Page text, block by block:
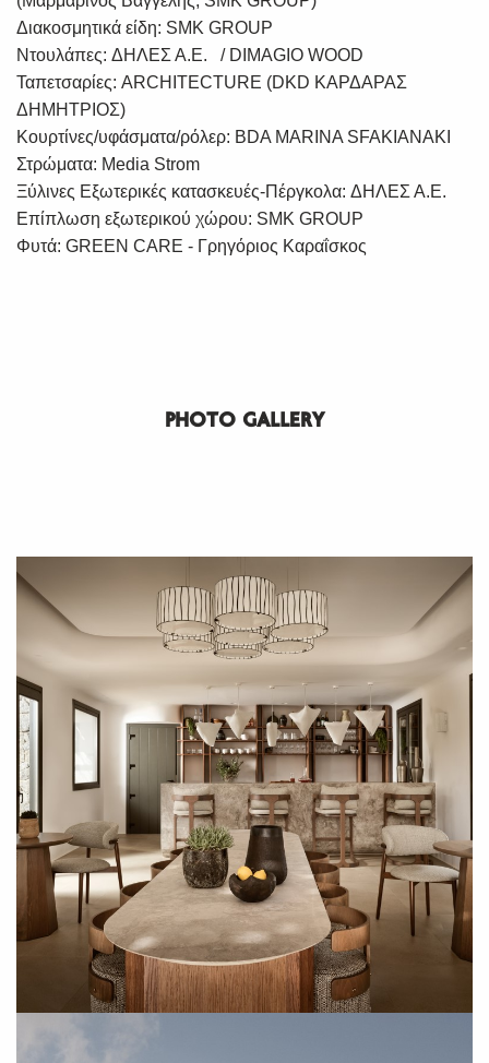
Διακοσμητικά είδη: SMK GROUP
Ντουλάπες: ΔΗΛΕΣ Α.Ε. / DIMAGIO WOOD
Ταπετσαρίες: ARCHITECTURE (DKD ΚΑΡΔΑΡΑΣ
ΔΗΜΗΤΡΙΟΣ)
Κουρτίνες/υφάσματα/ρόλερ: BDA MARINA SFAKIANAKI
Στρώματα: Media Strom
Ξύλινες Εξωτερικές κατασκευές-Πέργκολα: ΔΗΛΕΣ Α.Ε.
Επίπλωση εξωτερικού χώρου: SMK GROUP
Φυτά: GREEN CARE - Γρηγόριος Καραΐσκος
PHOTO GALLERY